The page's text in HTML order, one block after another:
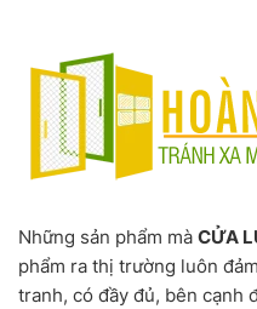
Những sản phẩm mà CỬA
phẩm ra thị trường luôn
tranh, có đầy đủ, bên cạnh